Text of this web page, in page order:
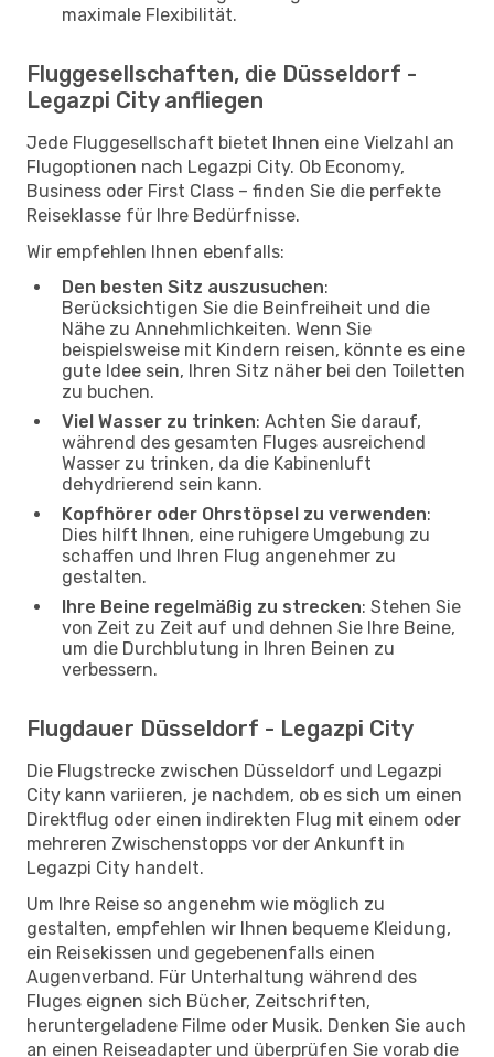
maximale Flexibilität.
Fluggesellschaften, die Düsseldorf -
Legazpi City anfliegen
Jede Fluggesellschaft bietet Ihnen eine Vielzahl an
Flugoptionen nach Legazpi City. Ob Economy,
Business oder First Class – finden Sie die perfekte
Reiseklasse für Ihre Bedürfnisse.
Wir empfehlen Ihnen ebenfalls:
Den besten Sitz auszusuchen:
Berücksichtigen Sie die Beinfreiheit und die
Nähe zu Annehmlichkeiten. Wenn Sie
beispielsweise mit Kindern reisen, könnte es eine
gute Idee sein, Ihren Sitz näher bei den Toiletten
zu buchen.
Viel Wasser zu trinken: Achten Sie darauf,
während des gesamten Fluges ausreichend
Wasser zu trinken, da die Kabinenluft
dehydrierend sein kann.
Kopfhörer oder Ohrstöpsel zu verwenden:
Dies hilft Ihnen, eine ruhigere Umgebung zu
schaffen und Ihren Flug angenehmer zu
gestalten.
Ihre Beine regelmäßig zu strecken: Stehen Sie
von Zeit zu Zeit auf und dehnen Sie Ihre Beine,
um die Durchblutung in Ihren Beinen zu
verbessern.
Flugdauer Düsseldorf - Legazpi City
Die Flugstrecke zwischen Düsseldorf und Legazpi
City kann variieren, je nachdem, ob es sich um einen
Direktflug oder einen indirekten Flug mit einem oder
mehreren Zwischenstopps vor der Ankunft in
Legazpi City handelt.
Um Ihre Reise so angenehm wie möglich zu
gestalten, empfehlen wir Ihnen bequeme Kleidung,
ein Reisekissen und gegebenenfalls einen
Augenverband. Für Unterhaltung während des
Fluges eignen sich Bücher, Zeitschriften,
heruntergeladene Filme oder Musik. Denken Sie auch
an einen Reiseadapter und überprüfen Sie vorab die